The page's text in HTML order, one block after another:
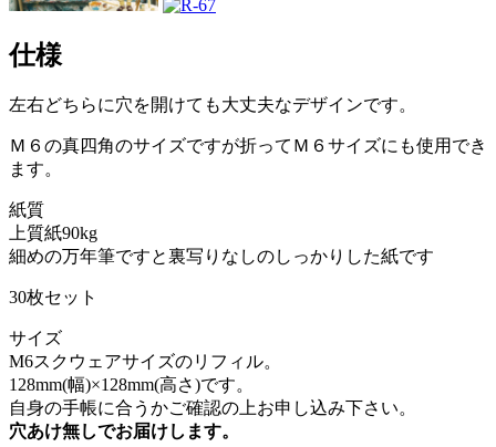
仕様
左右どちらに穴を開けても大丈夫なデザインです。
Ｍ６の真四角のサイズですが折ってＭ６サイズにも使用でき
ます。
紙質
上質紙90kg
細めの万年筆ですと裏写りなしのしっかりした紙です
30枚セット
サイズ
M6スクウェアサイズのリフィル。
128mm(幅)×128mm(高さ)です。
自身の手帳に合うかご確認の上お申し込み下さい。
穴あけ無しでお届けします。